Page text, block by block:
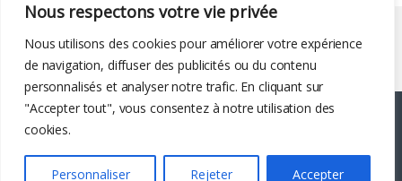
Nous respectons votre vie privée
Nous utilisons des cookies pour améliorer votre expérience
de navigation, diffuser des publicités ou du contenu
personnalisés et analyser notre trafic. En cliquant sur
"Accepter tout", vous consentez à notre utilisation des
cookies.
Personnaliser Rejeter Accepter
Liens utiles